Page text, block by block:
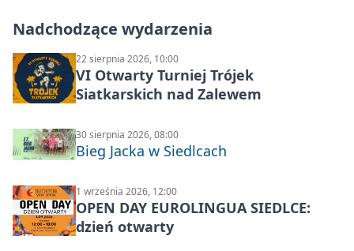
Nadchodzące wydarzenia
22 sierpnia 2026, 10:00
VI Otwarty Turniej Trójek
Siatkarskich nad Zalewem
30 sierpnia 2026, 08:00
Bieg Jacka w Siedlcach
1 września 2026, 12:00
OPEN DAY EUROLINGUA SIEDLCE:
dzień otwarty